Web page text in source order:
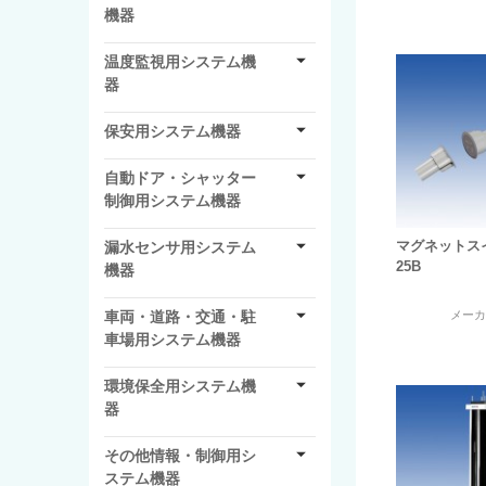
マグネットス
25B
メー
機器
温度監視用システム機
器
保安用システム機器
自動ドア・シャッター
制御用システム機器
漏水センサ用システム
機器
車両・道路・交通・駐
車場用システム機器
環境保全用システム機
器
その他情報・制御用シ
ステム機器